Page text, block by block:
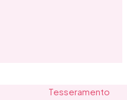
Tesseramento